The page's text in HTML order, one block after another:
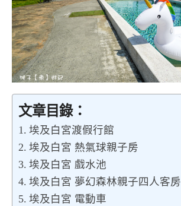
文章目錄：
埃及白宮渡假行館
埃及白宮 熱氣球親子房
埃及白宮 戲水池
埃及白宮 夢幻森林親子四人客房
埃及白宮 電動車